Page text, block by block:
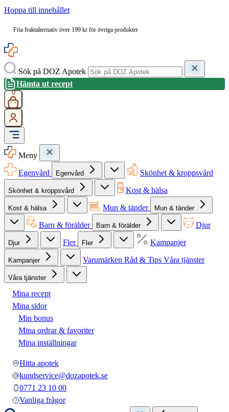
Hoppa till innehållet
Fria fraktalternativ över 199 kr för övriga produkter
Sök på DOZ Apotek
Hämta ut recept
0
Meny
Egenvård
Egenvård Skönhet & kroppsvård
Skönhet & kroppsvård Kost & hälsa
Kost & hälsa Mun & tänder Mun & tänder
Barn & förälder Barn & förälder Djur
Djur Fler Fler Kampanjer
Kampanjer Varumärken Råd & Tips Våra tjänster
Våra tjänster
Mina recept
Mina sidor
Min bonus
Mina ordrar & favoriter
Mina inställningar
Hitta apotek
kundservice@dozapotek.se
0771 23 10 00
Vanliga frågor